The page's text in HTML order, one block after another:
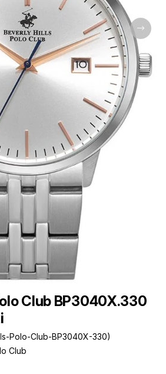
Club BP3040X.330
Polo-Club-BP3040X-330)
Club